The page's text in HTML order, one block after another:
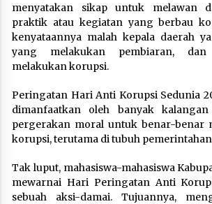
menyatakan sikap untuk melawan
praktik atau kegiatan yang berbau
kenyataannya malah kepala daerah
yang melakukan pembiaran,
melakukan korupsi.
Peringatan Hari Anti Korupsi Sedunia
dimanfaatkan oleh banyak
pergerakan moral untuk benar-benar
korupsi, terutama di tubuh
Tak luput, mahasiswa-mahasiswa
mewarnai Hari Peringatan Anti
sebuah aksi-damai. Tujuannya,